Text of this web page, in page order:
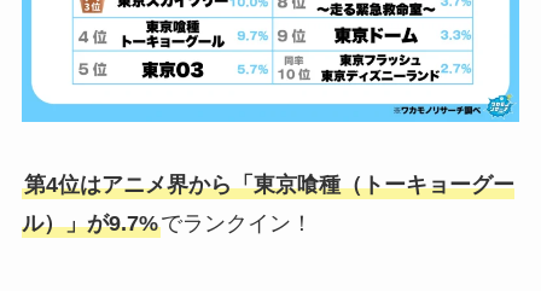
第4位はアニメ界から「東京喰種（トーキョーグー
ル）」が9.7%でランクイン！